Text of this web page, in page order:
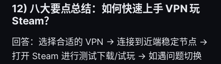
12) 八大要点总结：如何快速上手 VPN 玩
Steam？
回答：选择合适的 VPN → 连接到近端稳定节点 →
打开 Steam 进行测试下载/试玩 → 如遇问题切换